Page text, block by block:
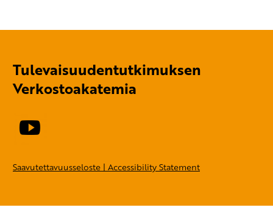
Tulevaisuudentutkimuksen
Verkostoakatemia
Saavutettavuusseloste | Accessibility Statement